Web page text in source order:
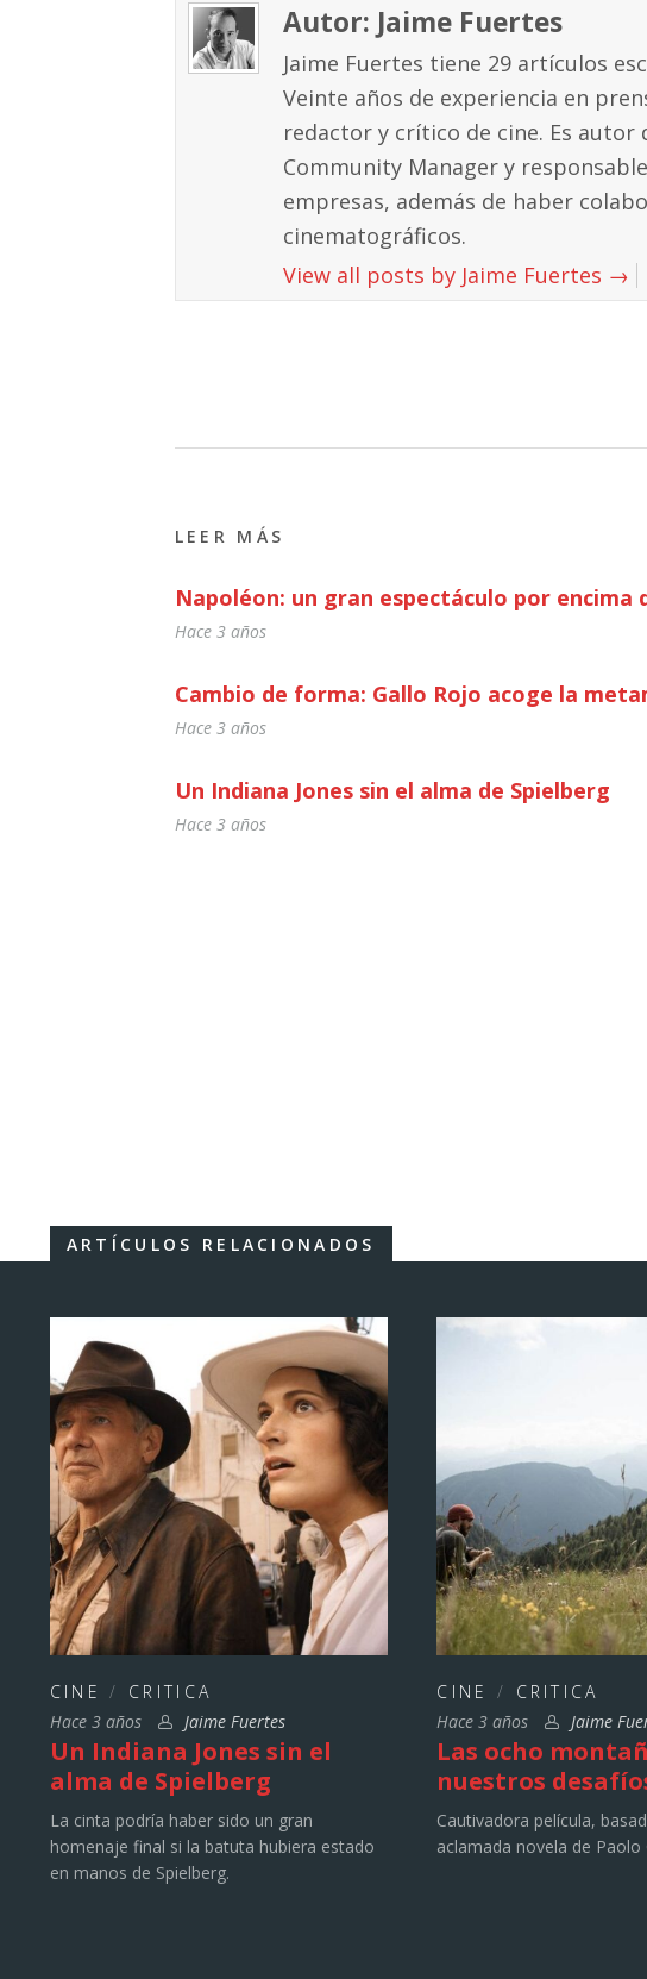
Autor: Jaime Fuertes
Jaime Fuertes tiene 29 artículos
Veinte años de experiencia en
redactor y crítico de cine. Es autor
Community Manager y
empresas, además de haber
cinematográficos.
View all posts by Jaime Fuertes →
LEER MÁS
Napoléon: un gran espectáculo por
Hace 3 años
Cambio de forma: Gallo Rojo acoge la
Hace 3 años
Un Indiana Jones sin el alma de Spielberg
Hace 3 años
ARTÍCULOS RELACIONADOS
CINE / CRITICA
Hace 3 años
Jaime Fuertes
Un Indiana Jones sin el
alma de Spielberg
La cinta podría haber sido un gran
homenaje final si la batuta hubiera estado
en manos de Spielberg.
CINE / CRITICA
Hace 3 años
Jaime
Las ocho
nuestros
Cautivadora película,
aclamada novela de Paolo